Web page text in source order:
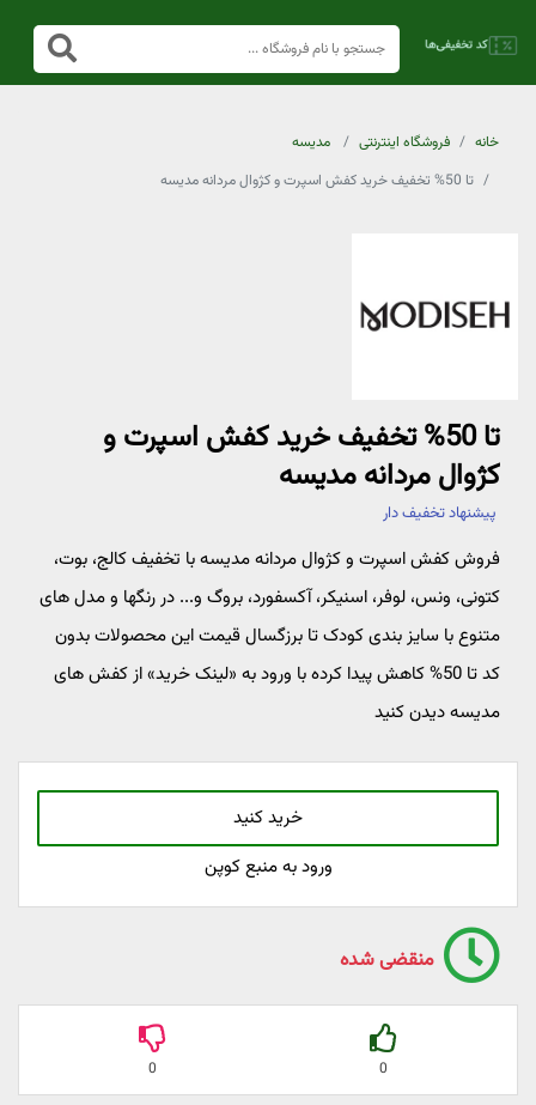
خانه فروشگاه اینترنتی
مدیسه
تا 50% تخفیف خرید کفش اسپرت و کژوال مردانه مدیسه
تا 50% تخفیف خرید کفش اسپرت و
کژوال مردانه مدیسه
پیشنهاد تخفیف دار
فروش کفش اسپرت و کژوال مردانه مدیسه با تخفیف کالج، بوت،
کتونی، ونس، لوفر، اسنیکر، آکسفورد، بروگ و... در رنگها و مدل های
متنوع با سایز بندی کودک تا برزگسال قیمت این محصولات بدون
کد تا 50% کاهش پیدا کرده با ورود به «لینک خرید» از کفش های
مدیسه دیدن کنید
خرید کنید
ورود به منبع کوپن
منقضی شده
0
0